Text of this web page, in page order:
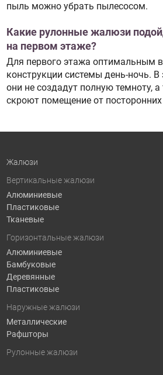
пыль можно убрать пылесосом.
Какие рулонные жалюзи
на первом этаже?
Для первого этажа оптимальным
конструкции системы день-ночь.
они не создадут полную темноту,
скроют помещение от посторонних
Жалюзи
Вертикальные жалюзи
Алюминиевые
Пластиковые
Тканевые
Горизонтальные жалюзи
Алюминиевые
Бамбуковые
Деревянные
Пластиковые
Наружные жалюзи
Металлические
Рафшторы
Рулонные жалюзи